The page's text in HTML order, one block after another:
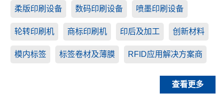
柔版印刷设备 数码印刷设备 喷墨印刷设备
轮转印刷机 商标印刷机 印后及加工 创新材料
模内标签 标签卷材及薄膜 RFID应用解决方案商
查看更多